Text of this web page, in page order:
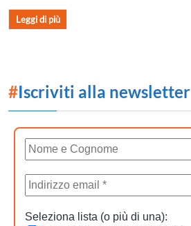
Leggi di più
#Iscriviti alla newsletter